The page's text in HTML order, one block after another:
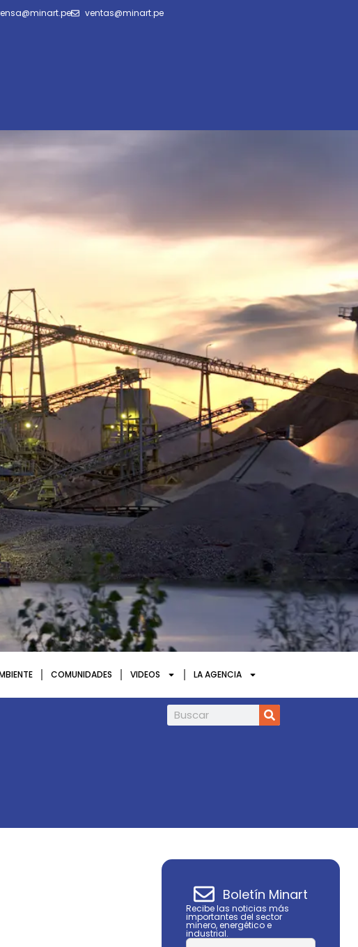
ventas@minart.pe
COMUNIDADES VIDEOS LA AGENCIA
Nexa Reporta una Utilidad Neta de
Boletín Minart
Recibe las noticias más
importantes del sector
minero, energético e
industrial.